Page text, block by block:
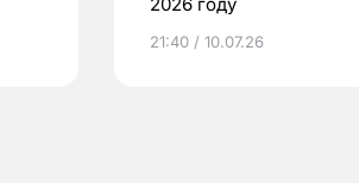
21:40 / 10.07.26